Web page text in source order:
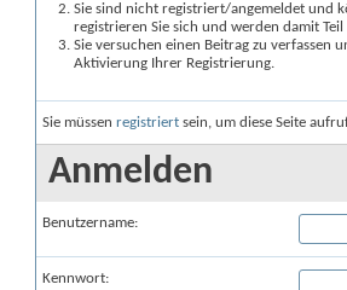
Sie sind nicht registriert/angemeldet und
registrieren Sie sich und werden damit
Sie versuchen einen Beitrag zu verfassen
Aktivierung Ihrer Registrierung.
Sie müssen registriert sein, um diese Seite
Anmelden
Benutzername:
Kennwort: